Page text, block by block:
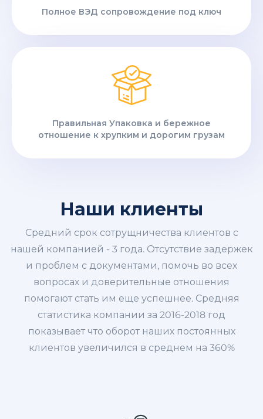
Полное ВЭД сопровождение под ключ
Правильная Упаковка и бережное
отношение к хрупким и дорогим грузам
Наши клиенты
Средний срок сотрущничества клиентов с
нашей компанией - 3 года. Отсутствие задержек
и проблем с документами, помочь во всех
вопросах и доверительные отношения
помогают стать им еще успешнее. Средняя
статистика компании за 2016-2018 год
показывает что оборот наших постоянных
клиентов увеличился в среднем на 360%